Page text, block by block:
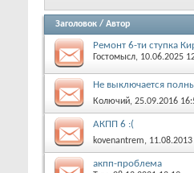
Заголовок / Автор
Ремонт 6-ти ступка
Гостомысл, 10.06.2025
Не выключается
Колючий, 25.09.2016
АКПП 6 :(
kovenantrem,
акпп-проблема